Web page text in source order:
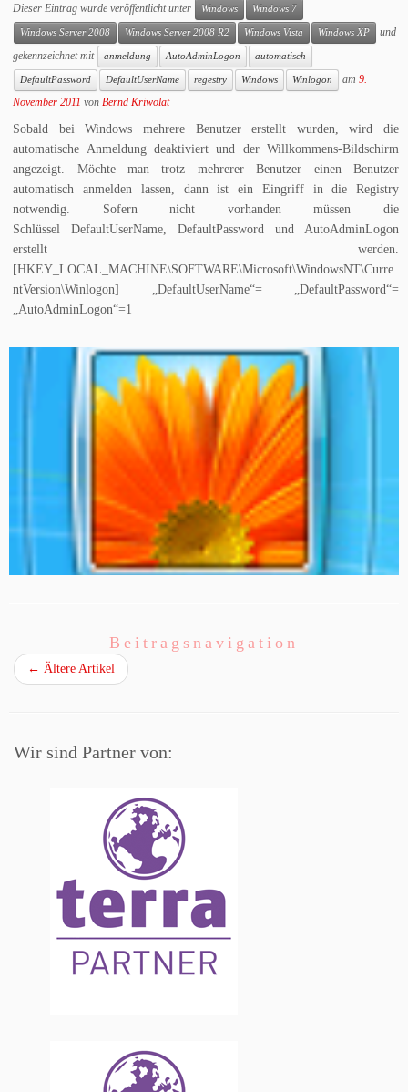
Dieser Eintrag wurde veröffentlicht unter Windows Windows 7
Windows Server 2008 Windows Server 2008 R2 Windows Vista Windows XP
und
gekennzeichnet mit
anmeldung AutoAdminLogon automatisch
DefaultPassword DefaultUserName regestry Windows Winlogon am9.
November 2011 vonBernd Kriwolat
Sobald bei Windows mehrere Benutzer erstellt wurden, wird die
automatische Anmeldung deaktiviert und der Willkommens-Bildschirm
angezeigt. Möchte man trotz mehrerer Benutzer einen Benutzer
automatisch anmelden lassen, dann ist ein Eingriff in die Registry
notwendig. Sofern nicht vorhanden müssen die
Schlüssel DefaultUserName, DefaultPassword und AutoAdminLogon
erstellt werden.
[HKEY_LOCAL_MACHINE\SOFTWARE\Microsoft\WindowsNT\Curre
ntVersion\Winlogon] „DefaultUserName“= „DefaultPassword“=
„AutoAdminLogon“=1
Beitragsnavigation
← Ältere Artikel
Wir sind Partner von: